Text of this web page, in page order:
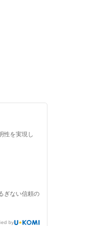
性を実現し
ぎない信頼の
by